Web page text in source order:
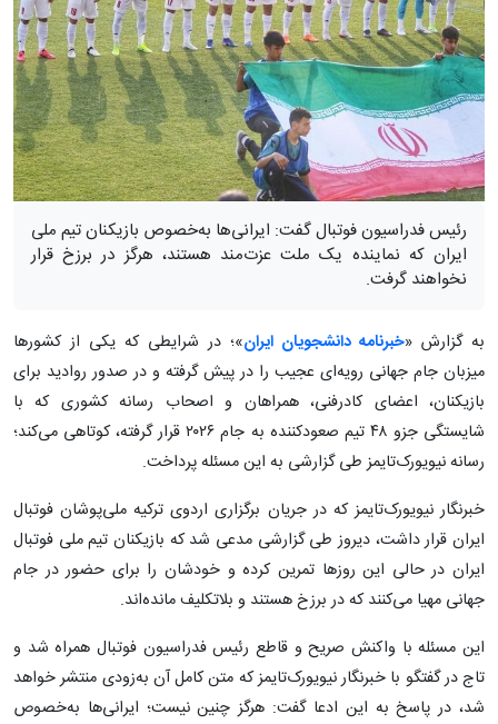
رئیس فدراسیون فوتبال گفت: ایرانی‌ها به‌خصوص بازیکنان تیم ملی
ایران که نماینده یک ملت عزت‌مند هستند، هرگز در برزخ قرار
نخواهند گرفت.
به گزارش «خبرنامه دانشجویان ایران»؛ در شرایطی که یکی از کشورها
میزبان جام جهانی رویه‌ای عجیب را در پیش گرفته و در صدور روادید برای
بازیکنان، اعضای کادرفنی، همراهان و اصحاب رسانه کشوری که با
شایستگی جزو ۴۸ تیم صعودکننده به جام ۲۰۲۶ قرار گرفته، کوتاهی می‌کند؛
رسانه نیویورک‌تایمز طی گزارشی به این مسئله پرداخت.
خبرنگار نیویورک‌تایمز که در جریان برگزاری اردوی ترکیه ملی‌پوشان فوتبال
ایران قرار داشت، دیروز طی گزارشی مدعی شد که بازیکنان تیم ملی فوتبال
ایران در حالی این روزها تمرین کرده و خودشان را برای حضور در جام
جهانی مهیا می‌کنند که در برزخ هستند و بلاتکلیف مانده‌اند.
این مسئله با واکنش صریح و قاطع رئیس فدراسیون فوتبال همراه شد و
تاج در گفتگو با خبرنگار نیویورک‌تایمز که متن کامل آن به‌زودی منتشر خواهد
شد، در پاسخ به این ادعا گفت: هرگز چنین نیست؛ ایرانی‌ها به‌خصوص